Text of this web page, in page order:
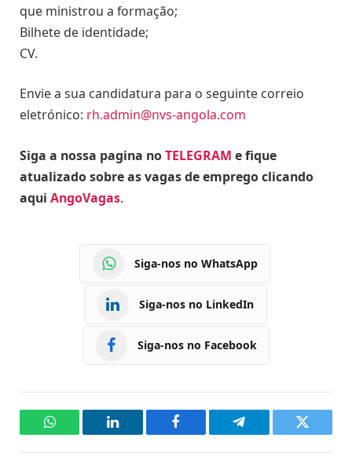
que ministrou a formação;
Bilhete de identidade;
CV.
Envie a sua candidatura para o seguinte correio
eletrónico: rh.admin@nvs-angola.com
Siga a nossa pagina noTELEGRAM e fique
atualizado sobre as vagas de emprego clicando
aqui AngoVagas.
Siga-nos no WhatsApp
Siga-nos no LinkedIn
Siga-nos no Facebook
WhatsAppLinkedIn Facebook Telegram Twitter